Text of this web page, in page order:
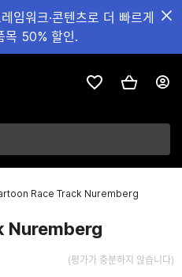
임워크·콘텐츠로 더 빠르게
50% 할인.
Race Track Nuremberg
Nuremberg
(평가가 충분하지 않습니다)